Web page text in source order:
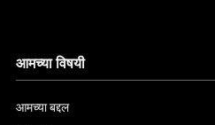
आमच्या विषयी
आमच्या बद्दल